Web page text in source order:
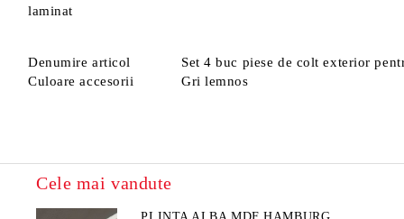
laminat
Denumire articol
Set 4 buc piese de colt exterior
Culoare accesorii
Gri lemnos
Cele mai vandute